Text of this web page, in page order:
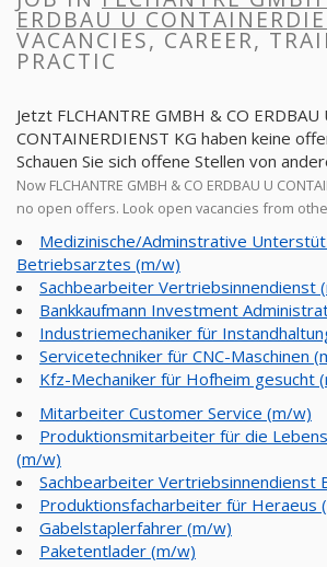
ERDBAU U
VACANCIES, CAREER,
PRACTIC
Jetzt FLCHANTRE GMBH & CO ERDBAU
CONTAINERDIENST KG haben keine
Schauen Sie sich offene Stellen von
Now FLCHANTRE GMBH & CO ERDBAU U
no open offers. Look open vacancies from
Medizinische/Adminstrative
Betriebsarztes (m/w)
Sachbearbeiter Vertriebsinnendienst
Bankkaufmann Investment
Industriemechaniker für
Servicetechniker für CNC-Maschinen
Kfz-Mechaniker für Hofheim gesucht
Mitarbeiter Customer Service (m/w)
Produktionsmitarbeiter für die
(m/w)
Sachbearbeiter Vertriebsinnendienst
Produktionsfacharbeiter für Heraeus
Gabelstaplerfahrer (m/w)
Paketentlader (m/w)